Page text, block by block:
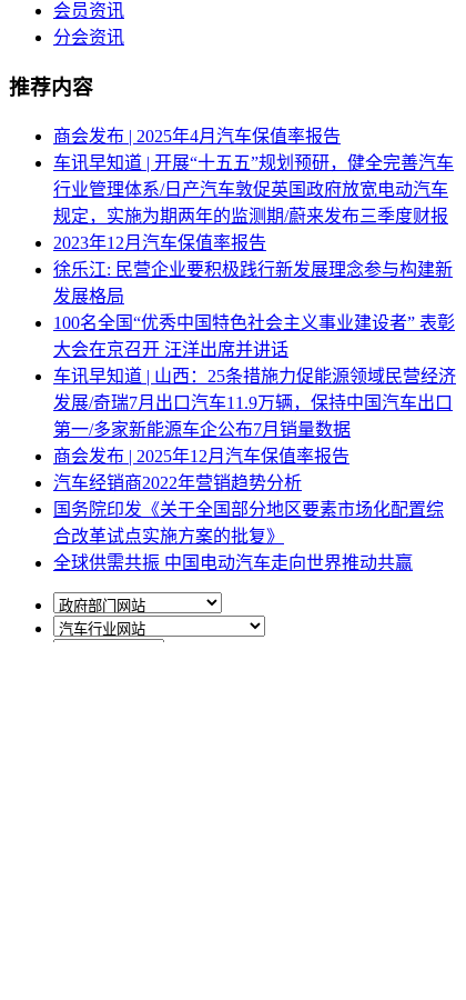
会员资讯
分会资讯
推荐内容
商会发布 | 2025年4月汽车保值率报告
车讯早知道 | 开展“十五五”规划预研，健全完善汽车
行业管理体系/日产汽车敦促英国政府放宽电动汽车
规定，实施为期两年的监测期/蔚来发布三季度财报
2023年12月汽车保值率报告
徐乐江: 民营企业要积极践行新发展理念参与构建新
发展格局
100名全国“优秀中国特色社会主义事业建设者” 表彰
大会在京召开 汪洋出席并讲话
车讯早知道 | 山西：25条措施力促能源领域民营经济
发展/奇瑞7月出口汽车11.9万辆，保持中国汽车出口
第一/多家新能源车企公布7月销量数据
商会发布 | 2025年12月汽车保值率报告
汽车经销商2022年营销趋势分析
国务院印发《关于全国部分地区要素市场化配置综
合改革试点实施方案的批复》
全球供需共振 中国电动汽车走向世界推动共赢